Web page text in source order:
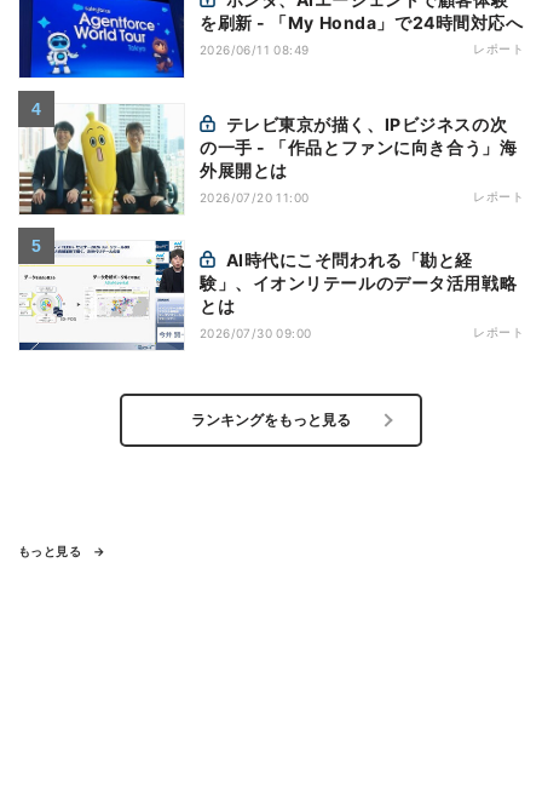
を刷新 - 「My Honda」で24時間対応へ
2026/06/11 08:49 レポート
の一手 - 「作品とファンに向き合う」海
外展開とは
2026/07/20 11:00 レポート
験」、イオンリテールのデータ活用戦略
とは
2026/07/30 09:00 レポート
ランキングをもっと見る
もっと見る